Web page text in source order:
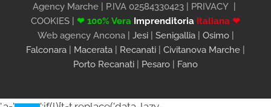
Agency Marche | P.IVA 02584330423 | PRIVACY
COOKIES
❤ 100% Vera Imprenditoria Italiana ❤
Web agency Ancona | Jesi| Senigallia| Osimo|
Falconara
Macerata Recanati Civitanova Marche
Porto Recanati
Pesaro Fano